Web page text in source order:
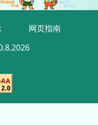
网页指南